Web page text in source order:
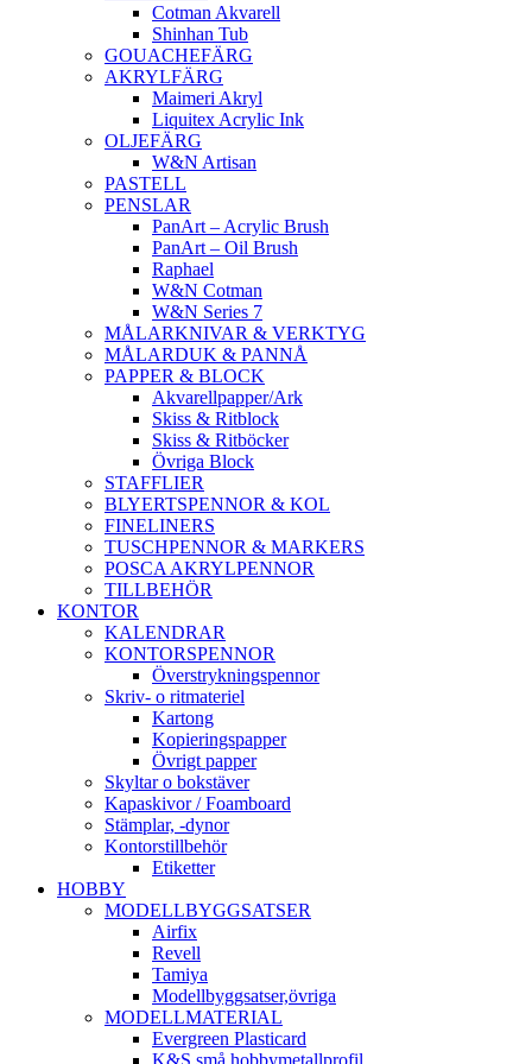
Cotman Akvarell
Shinhan Tub
GOUACHEFÄRG
AKRYLFÄRG
Maimeri Akryl
Liquitex Acrylic Ink
OLJEFÄRG
W&N Artisan
PASTELL
PENSLAR
PanArt – Acrylic Brush
PanArt – Oil Brush
Raphael
W&N Cotman
W&N Series 7
MÅLARKNIVAR & VERKTYG
MÅLARDUK & PANNÅ
PAPPER & BLOCK
Akvarellpapper/Ark
Skiss & Ritblock
Skiss & Ritböcker
Övriga Block
STAFFLIER
BLYERTSPENNOR & KOL
FINELINERS
TUSCHPENNOR & MARKERS
POSCA AKRYLPENNOR
TILLBEHÖR
KONTOR
KALENDRAR
KONTORSPENNOR
Överstrykningspennor
Skriv- o ritmateriel
Kartong
Kopieringspapper
Övrigt papper
Skyltar o bokstäver
Kapaskivor / Foamboard
Stämplar, -dynor
Kontorstillbehör
Etiketter
HOBBY
MODELLBYGGSATSER
Airfix
Revell
Tamiya
Modellbyggsatser,övriga
MODELLMATERIAL
Evergreen Plasticard
K&S små hobbymetallprofil